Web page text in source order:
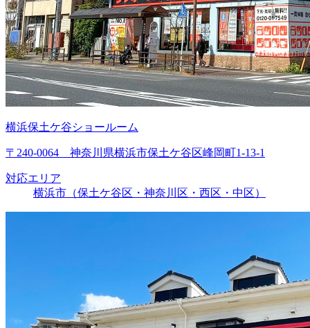
横浜保土ケ谷ショールーム
〒240-0064 神奈川県横浜市保土ケ谷区峰岡町1-13-1
対応エリア
横浜市（保土ケ谷区・神奈川区・西区・中区）